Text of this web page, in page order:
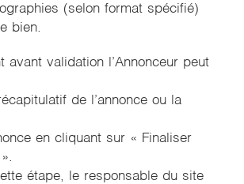
(selon format spécifié)
bien.
avant validation l’Annonceur peut
de l’annonce ou la
en cliquant sur « Finaliser
étape, le responsable du site